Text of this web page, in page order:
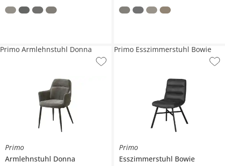
Primo
Armlehnstuhl Donna
Primo Armlehnstuhl Donna
Primo
Esszimmerstuhl Bowie
Primo Esszimmerstuhl Bowie